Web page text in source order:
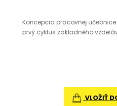
Koncepcia pracovnej učebnice
prvý cyklus základného
VLOŽIŤ